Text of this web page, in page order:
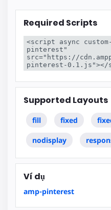
Required Scripts
<script async custom-
pinterest"
src="https://
pinterest-0.1.js"></
Supported Layouts
fill fixed
nodisplay
Ví dụ
amp-pinterest